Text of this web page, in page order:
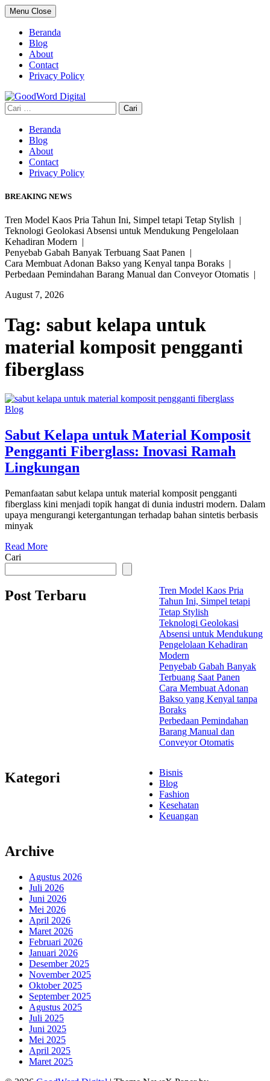
Skip
to
content
Menu Close
Beranda
Blog
About
Contact
Privacy Policy
Cari
untuk:
Beranda
Blog
About
Contact
Privacy Policy
BREAKING NEWS
Tren Model Kaos Pria Tahun Ini, Simpel tetapi Tetap Stylish |
Teknologi Geolokasi Absensi untuk Mendukung Pengelolaan
Kehadiran Modern |
Penyebab Gabah Banyak Terbuang Saat Panen |
Cara Membuat Adonan Bakso yang Kenyal tanpa Boraks |
Perbedaan Pemindahan Barang Manual dan Conveyor Otomatis |
August 7, 2026
Tag: sabut kelapa untuk
material komposit pengganti
fiberglass
Blog
Sabut Kelapa untuk Material Komposit
Pengganti Fiberglass: Inovasi Ramah
Lingkungan
Pemanfaatan sabut kelapa untuk material komposit pengganti
fiberglass kini menjadi topik hangat di dunia industri modern. Dalam
upaya mengurangi ketergantungan terhadap bahan sintetis berbasis
minyak
Read More
Cari
Post Terbaru
Tren Model Kaos Pria
Tahun Ini, Simpel tetapi
Tetap Stylish
Teknologi Geolokasi
Absensi untuk Mendukung
Pengelolaan Kehadiran
Modern
Penyebab Gabah Banyak
Terbuang Saat Panen
Cara Membuat Adonan
Bakso yang Kenyal tanpa
Boraks
Perbedaan Pemindahan
Barang Manual dan
Conveyor Otomatis
Kategori
Bisnis
Blog
Fashion
Kesehatan
Keuangan
Archive
Agustus 2026
Juli 2026
Juni 2026
Mei 2026
April 2026
Maret 2026
Februari 2026
Januari 2026
Desember 2025
November 2025
Oktober 2025
September 2025
Agustus 2025
Juli 2025
Juni 2025
Mei 2025
April 2025
Maret 2025